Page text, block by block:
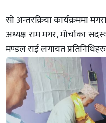
सो अन्तरक्रिया कार्यक्रममा
अध्यक्ष राम मगर, मोर्चाका
मण्डल राई लगायत